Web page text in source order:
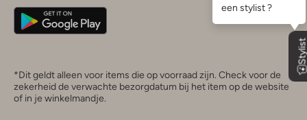
*Dit geldt alleen voor items die op voorraad zijn. Check voor de
zekerheid de verwachte bezorgdatum bij het item op de website
of in je winkelmandje.